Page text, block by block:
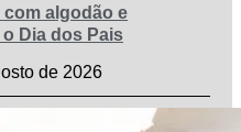
algodão e
Dia dos Pais
de 2026